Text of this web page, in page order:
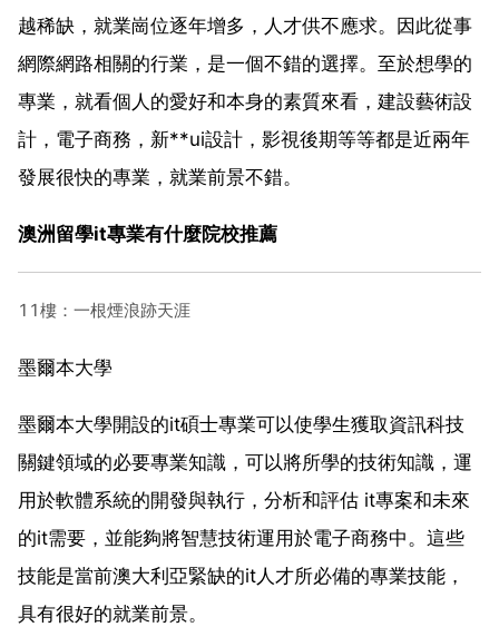
越稀缺，就業崗位逐年增多，人才供不應求。因此從事
網際網路相關的行業，是一個不錯的選擇。至於想學的
專業，就看個人的愛好和本身的素質來看，建設藝術設
計，電子商務，新**ui設計，影視後期等等都是近兩年
發展很快的專業，就業前景不錯。
澳洲留學it專業有什麼院校推薦
11樓：一根煙浪跡天涯
墨爾本大學
墨爾本大學開設的it碩士專業可以使學生獲取資訊科技
關鍵領域的必要專業知識，可以將所學的技術知識，運
用於軟體系統的開發與執行，分析和評估 it專案和未來
的it需要，並能夠將智慧技術運用於電子商務中。這些
技能是當前澳大利亞緊缺的it人才所必備的專業技能，
具有很好的就業前景。